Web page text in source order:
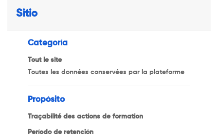
Sitio
Categoría
Tout le site
Toutes les données conservées par la plateforme
Propósito
Traçabilité des actions de formation
Período de retención